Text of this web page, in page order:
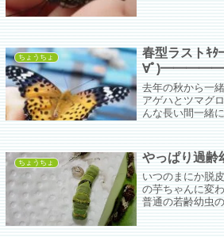
ちょうちょ
春型ラスト
∀ﾟ
去年の秋から一
アゲハとツマグ
んな長い間一緒
ちょうちょ やっぱり過齢
いつのまにか脱
の芋ちゃんに変
普通の若齢幼虫